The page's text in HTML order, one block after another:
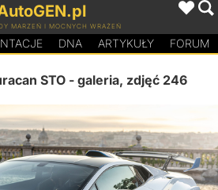
MARZEŃ I MOCNYCH WRAŻEŃ
DNA ARTYKUŁY FORUM
STO- galeria, zdjęć 246